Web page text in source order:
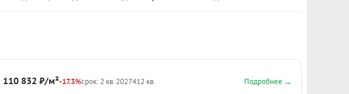
110 832 ₽/м²-17.3%срок: 2 кв. 2027412 кв. Подробнее →